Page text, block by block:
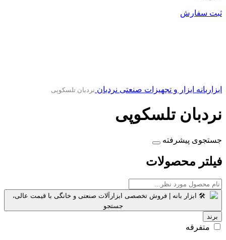
ثبت سفارش
ابزاربانه ابزار و تجهیزات صنعتی نردبان نردبان تلسکوپی
نردبان تلسکوپی
جستجوی پیشرفته
فیلتر محصولات
برند
متفرقه